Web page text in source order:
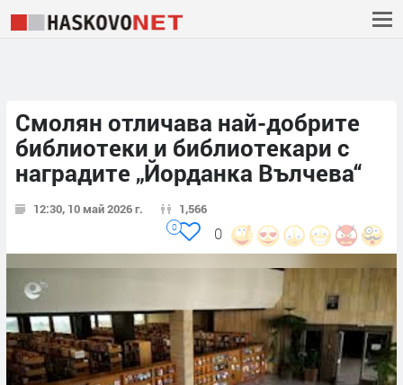
Смолян отличава най-добрите
библиотеки и библиотекари с
наградите „Йорданка Вълчева“
12:30, 10 май 2026 г. 1,566
0
0